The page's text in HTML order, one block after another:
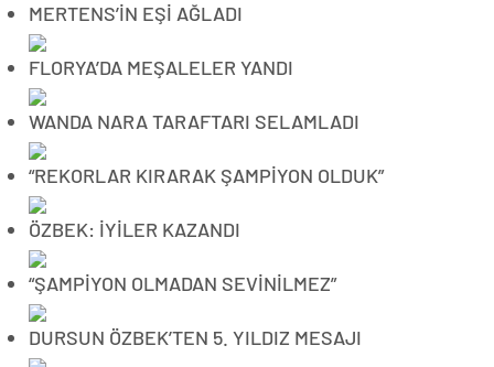
MERTENS’İN EŞİ AĞLADI
FLORYA’DA MEŞALELER YANDI
WANDA NARA TARAFTARI SELAMLADI
“REKORLAR KIRARAK ŞAMPİYON OLDUK”
ÖZBEK: İYİLER KAZANDI
“ŞAMPİYON OLMADAN SEVİNİLMEZ”
DURSUN ÖZBEK’TEN 5. YILDIZ MESAJI